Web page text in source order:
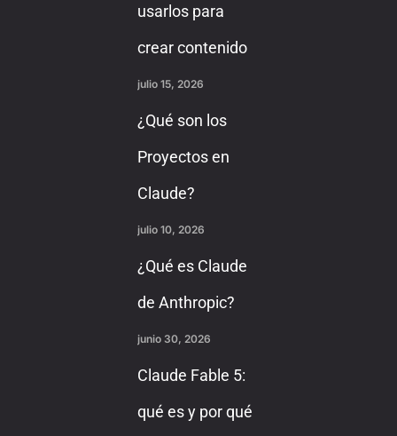
usarlos para
crear contenido
julio 15, 2026
¿Qué son los
Proyectos en
Claude?
julio 10, 2026
¿Qué es Claude
de Anthropic?
junio 30, 2026
Claude Fable 5:
qué es y por qué